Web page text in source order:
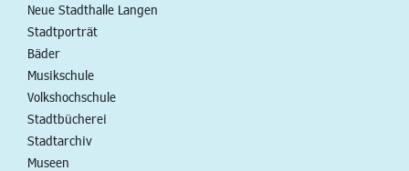
Neue Stadthalle Langen
Stadtporträt
Bäder
Musikschule
Volkshochschule
Stadtbücherei
Stadtarchiv
Museen